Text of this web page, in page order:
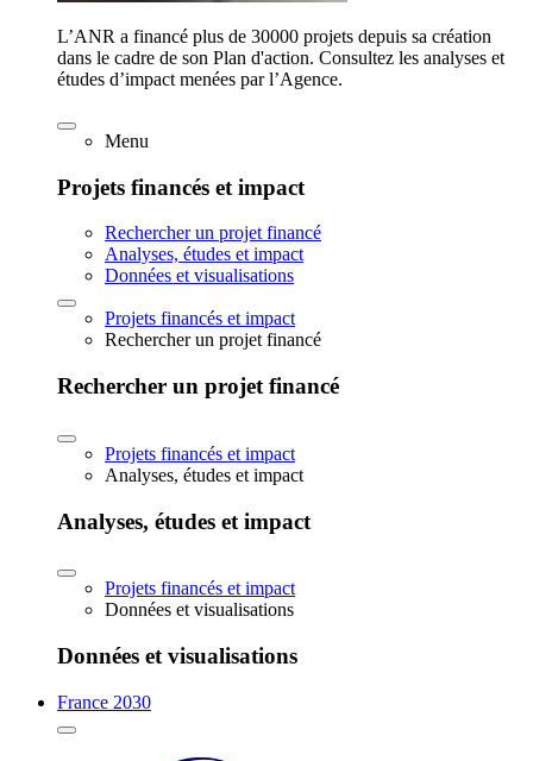
L’ANR a financé plus de 30000 projets depuis sa création
dans le cadre de son Plan d'action. Consultez les analyses et
études d’impact menées par l’Agence.
Menu
Projets financés et impact
Rechercher un projet financé
Analyses, études et impact
Données et visualisations
Projets financés et impact
Rechercher un projet financé
Rechercher un projet financé
Projets financés et impact
Analyses, études et impact
Analyses, études et impact
Projets financés et impact
Données et visualisations
Données et visualisations
France 2030